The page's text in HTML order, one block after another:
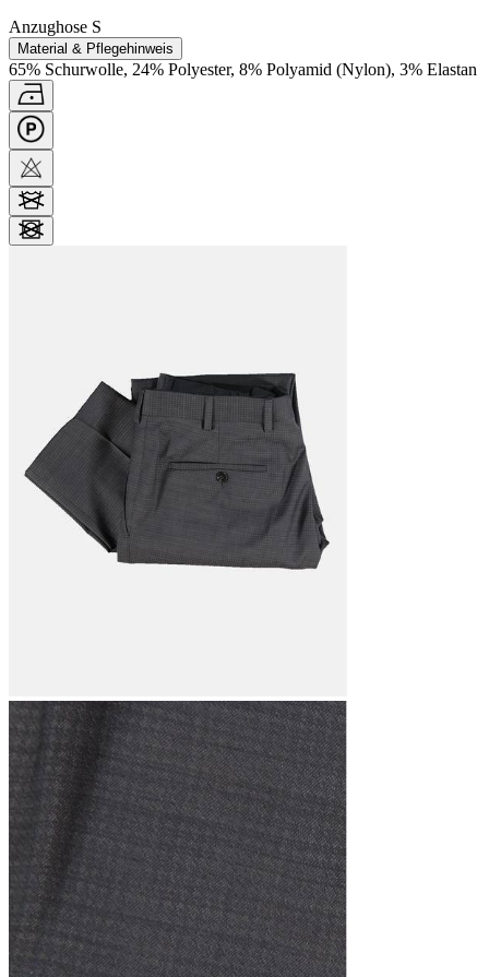
Anzughose S
Material & Pflegehinweis
65% Schurwolle, 24% Polyester, 8% Polyamid (Nylon), 3% Elastan